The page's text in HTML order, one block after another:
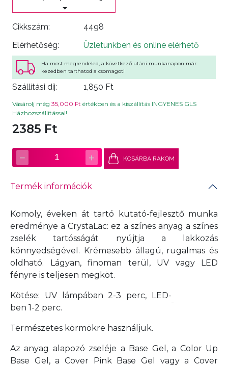
Cikkszám:
4498
Elérhetőség:
Üzletünkben és online elérhető
Ha most megrendeled, a következő utáni munkanapon már
kezedben tarthatod a csomagot!
Szállítási díj: 1,850 Ft
Vásárolj még 35,000 Ft értékben és a kiszállítás INGYENES GLS
Házhozszállítással!
2385 Ft
− 1 + KOSÁRBA RAKOM
Termék információk
Komoly, éveken át tartó kutató-fejlesztő munka
eredménye a CrystaLac: ez a színes anyag a színes
zselék tartósságát nyújtja a lakkozás
könnyedségével. Krémesebb állagú, rugalmas és
oldható. Lágyan, finoman terül, UV vagy LED
fényre is teljesen megköt.
Kötése: UV lámpában 2-3 perc, LED-
ben 1-2 perc.
Természetes körmökre használjuk.
Az anyag alapozó zseléje a Base Gel, a Color Up
Base Gel, a Cover Pink Base Gel vagy a Cover